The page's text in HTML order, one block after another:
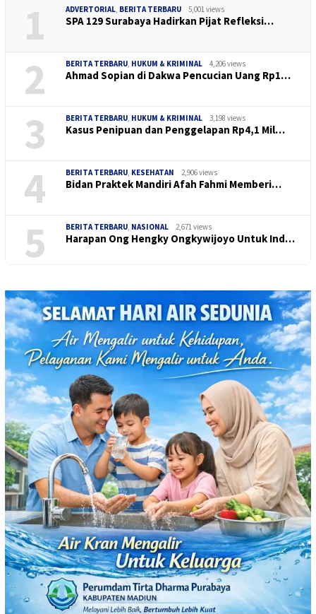
1 ADVERTORIAL BERITA TERBARU 5,001 views
SPA 129 Surabaya Hadirkan Pijat Refleksi…
2 BERITA TERBARU HUKUM & KRIMINAL 4,206 views
Ahmad Sopian di Dakwa Pencucian Uang Rp1…
3 BERITA TERBARU HUKUM & KRIMINAL 3,198 views
Kasus Penipuan dan Penggelapan Rp4,1 Mil…
4 BERITA TERBARU KESEHATAN 2,906 views
Bidan Praktek Mandiri Afah Fahmi Memberi…
5 BERITA TERBARU NASIONAL 2,671 views
Harapan Ong Hengky Ongkywijoyo Untuk Ind…